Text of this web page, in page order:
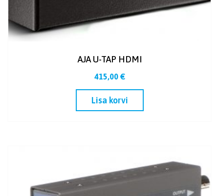
AJA U-TAP HDMI
415,00 €
Lisa korvi